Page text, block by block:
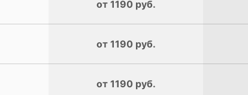
от 1190 руб.
от 1190 руб.
от 1190 руб.